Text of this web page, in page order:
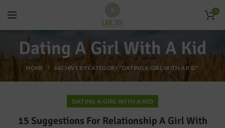
0
Dating A Girl With A Kid
HOME ARCHIVE BY CATEGORY "DATING A GIRL WITH A KID"
DATING A GIRL WITH A KID
15 Suggestions For Relationship A Girl With